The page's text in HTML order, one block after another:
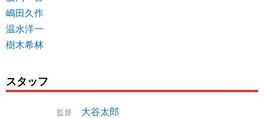
嶋田久作
温水洋一
樹木希林
スタッフ
監督 大谷太郎